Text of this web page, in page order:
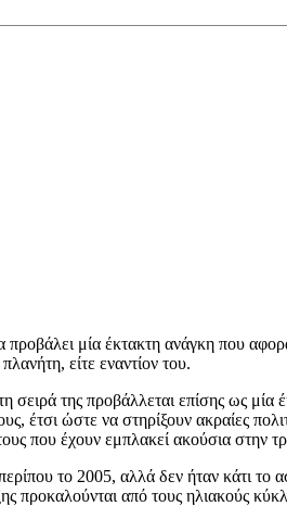
προβάλει μία έκτακτη ανάγκη που
είτε εναντίον του.
σειρά της προβάλλεται επίσης ως μία
έτσι ώστε να στηρίξουν ακραίες
που έχουν εμπλακεί ακούσια στην
το 2005, αλλά δεν ήταν κάτι το
από τους ηλιακούς